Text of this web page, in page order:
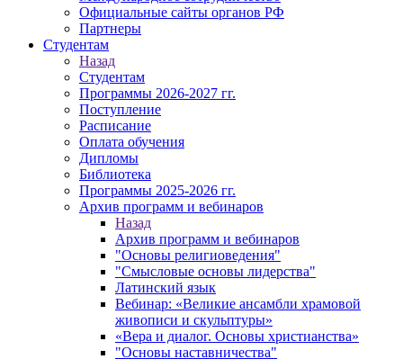
Официальные сайты органов РФ
Партнеры
Студентам
Назад
Студентам
Программы 2026-2027 гг.
Поступление
Расписание
Оплата обучения
Дипломы
Библиотека
Программы 2025-2026 гг.
Архив программ и вебинаров
Назад
Архив программ и вебинаров
"Основы религиоведения"
"Смысловые основы лидерства"
Латинский язык
Вебинар: «Великие ансамбли храмовой
живописи и скульптуры»
«Вера и диалог. Основы христианства»
"Основы наставничества"